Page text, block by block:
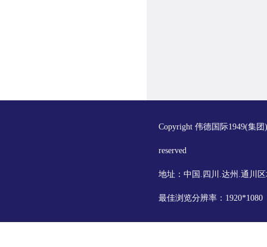
Copyright 伟德国际1949(集
reserved
地址：中国.四川.达州.通川
最佳浏览分辨率：1920*1080